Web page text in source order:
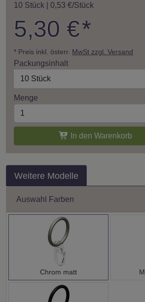
10 Stück | 0,53 €/Stück
5,30 €*
* Preis inkl. österr. MwSt zzgl. Versand
Packungsinhalt
10 Stück
Menge
In den Warenkorb
Weitere Modelle
Auswahl Farben
Chrom matt